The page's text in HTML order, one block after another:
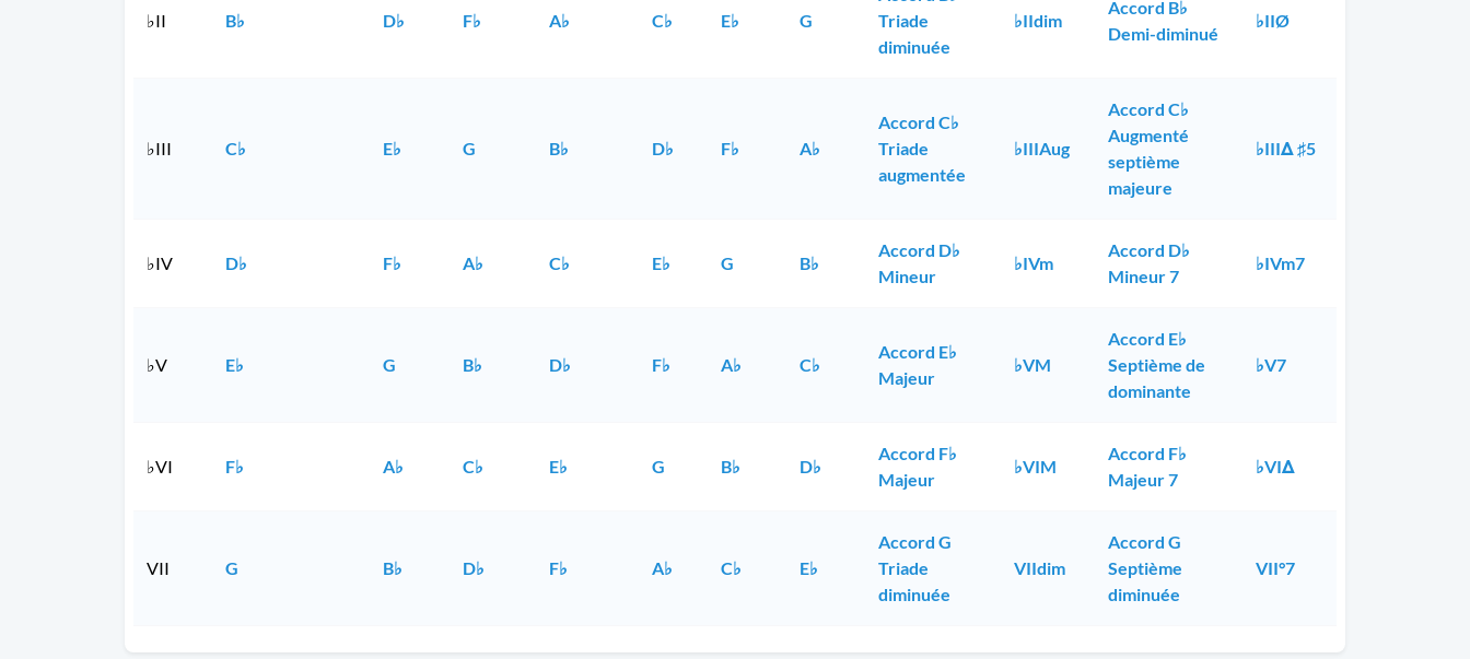
♭II B♭ D♭ F♭ A♭ C♭ E♭ G
Triade
diminuée
♭IIdim
Accord B♭
Demi-diminué
♭IIØ
♭III C♭ E♭ G B♭ D♭ F♭ A♭
Accord C♭
Triade
augmentée
♭IIIAug
Accord C♭
Augmenté
septième
majeure
♭IIIΔ ♯5
♭IV D♭ F♭ A♭ C♭ E♭ G B♭
Accord D♭
Mineur
♭IVm
Accord D♭
Mineur 7
♭IVm7
♭V E♭ G B♭ D♭ F♭ A♭ C♭
Accord E♭
Majeur
♭VM
Accord E♭
Septième de
dominante
♭V7
♭VI F♭ A♭ C♭ E♭ G B♭ D♭
Accord F♭
Majeur
♭VIM
Accord F♭
Majeur 7
♭VIΔ
VII G B♭ D♭ F♭ A♭ C♭ E♭
Accord G
Triade
diminuée
VIIdim
Accord G
Septième
diminuée
VII°7